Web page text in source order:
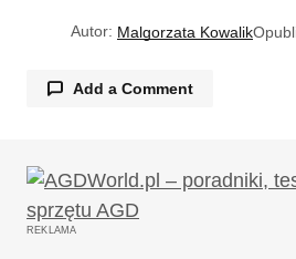
Autor: Malgorzata Kowalik
Add a Comment
Twój adres email nie zostanie
Wymagane pola są oznaczone
REKLAMA